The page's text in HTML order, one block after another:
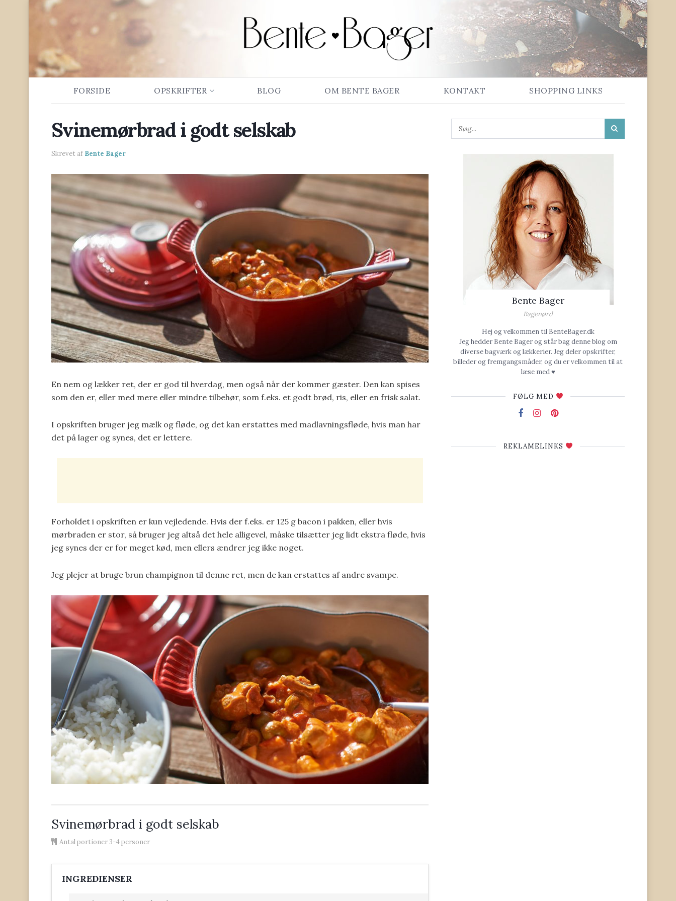
FORSIDE OPSKRIFTER BLOG OM BENTE BAGER KONTAKT SHOPPING LINKS
Svinemørbrad i godt selskab
Skrevet af Bente Bager
En nem og lækker ret, der er god til hverdag, men også når der kommer gæster. Den kan spises
som den er, eller med mere eller mindre tilbehør, som f.eks. et godt brød, ris, eller en frisk salat.
I opskriften bruger jeg mælk og fløde, og det kan erstattes med madlavningsfløde, hvis man har
det på lager og synes, det er lettere.
Forholdet i opskriften er kun vejledende. Hvis der f.eks. er 125 g bacon i pakken, eller hvis
mørbraden er stor, så bruger jeg altså det hele alligevel, måske tilsætter jeg lidt ekstra fløde, hvis
jeg synes der er for meget kød, men ellers ændrer jeg ikke noget.
Jeg plejer at bruge brun champignon til denne ret, men de kan erstattes af andre svampe.
Svinemørbrad i godt selskab
Antal portioner 3-4 personer
INGREDIENSER
Bente Bager
Bagenørd
Hej og velkommen til BenteBager.dk
Jeg hedder Bente Bager og står bag denne blog om
diverse bagværk og lækkerier. Jeg deler opskrifter,
billeder og fremgangsmåder, og du er velkommen til at
læse med ♥
FØLG MED
REKLAMELINKS